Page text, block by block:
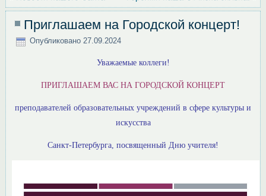
Приглашаем на Городской концерт!
Опубликовано 27.09.2024
Уважаемые коллеги!
ПРИГЛАШАЕМ ВАС НА ГОРОДСКОЙ КОНЦЕРТ
преподавателей образовательных учреждений в сфере культуры и
искусства
Санкт-Петербурга, посвященный Дню учителя!